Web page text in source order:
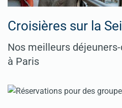
Croisières sur la
Nos meilleurs
à Paris